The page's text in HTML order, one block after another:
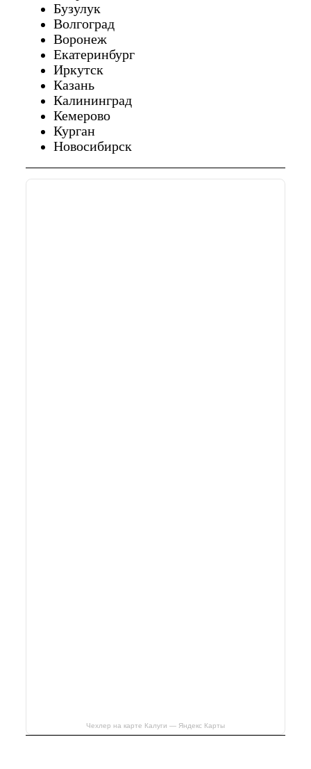
Бузулук
Волгоград
Воронеж
Екатеринбург
Иркутск
Казань
Калининград
Кемерово
Курган
Новосибирск
Чехлер на карте Калуги — Яндекс Карты